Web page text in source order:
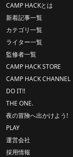
CAMP HACKとは
新着記事一覧
カテゴリ一覧
ライター一覧
監修者一覧
CAMP HACK STORE
CAMP HACK CHANNEL
DO IT!!
THE ONE.
夜の冒険へ出かけよう!
PLAY
運営会社
採用情報